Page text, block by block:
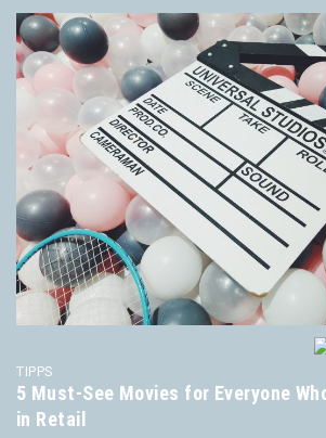
TIPPS
5 Must-See Movies for Everyone
in Retail